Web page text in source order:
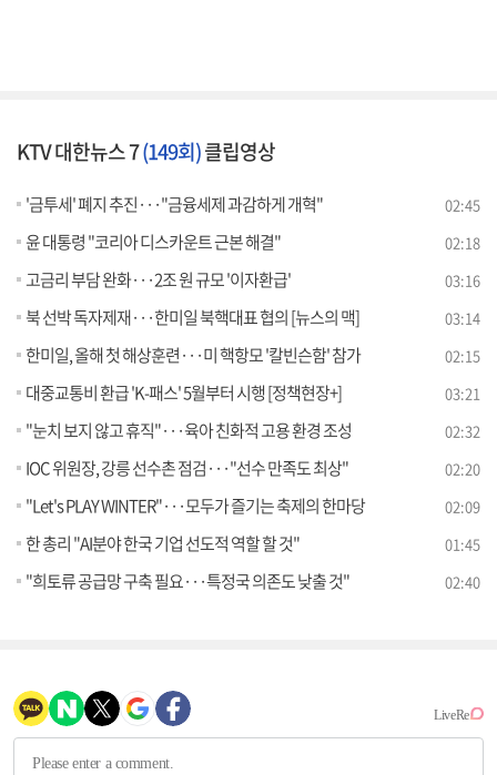
KTV 대한뉴스 7(149회)클립영상
'금투세' 폐지 추진···"금융세제 과감하게 개혁" 02:45
윤 대통령 "코리아 디스카운트 근본 해결" 02:18
고금리 부담 완화···2조 원 규모 '이자환급' 03:16
북 선박 독자제재···한미일 북핵대표 협의 [뉴스의 맥] 03:14
한미일, 올해 첫 해상훈련···미 핵항모 '칼빈슨함' 참가 02:15
대중교통비 환급 'K-패스' 5월부터 시행 [정책현장+] 03:21
"눈치 보지 않고 휴직"···육아 친화적 고용 환경 조성 02:32
IOC 위원장, 강릉 선수촌 점검···"선수 만족도 최상" 02:20
"Let's PLAY WINTER"···모두가 즐기는 축제의 한마당 02:09
한 총리 "AI분야 한국 기업 선도적 역할 할 것" 01:45
"희토류 공급망 구축 필요···특정국 의존도 낮출 것" 02:40